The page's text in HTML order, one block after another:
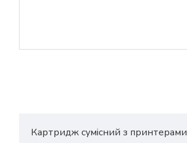
Картридж сумісний з принтерами